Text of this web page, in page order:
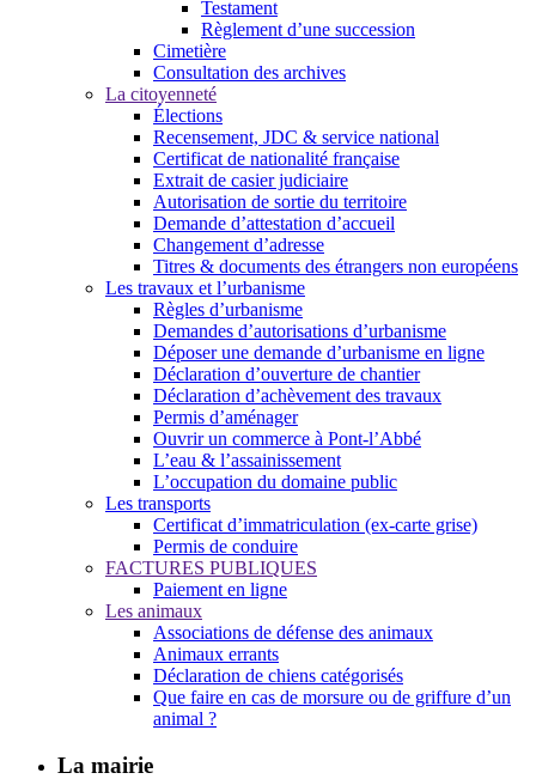
Testament
Règlement d’une succession
Cimetière
Consultation des archives
La citoyenneté
Élections
Recensement, JDC & service national
Certificat de nationalité française
Extrait de casier judiciaire
Autorisation de sortie du territoire
Demande d’attestation d’accueil
Changement d’adresse
Titres & documents des étrangers non européens
Les travaux et l’urbanisme
Règles d’urbanisme
Demandes d’autorisations d’urbanisme
Déposer une demande d’urbanisme en ligne
Déclaration d’ouverture de chantier
Déclaration d’achèvement des travaux
Permis d’aménager
Ouvrir un commerce à Pont-l’Abbé
L’eau & l’assainissement
L’occupation du domaine public
Les transports
Certificat d’immatriculation (ex-carte grise)
Permis de conduire
FACTURES PUBLIQUES
Paiement en ligne
Les animaux
Associations de défense des animaux
Animaux errants
Déclaration de chiens catégorisés
Que faire en cas de morsure ou de griffure d’un
animal ?
La mairie